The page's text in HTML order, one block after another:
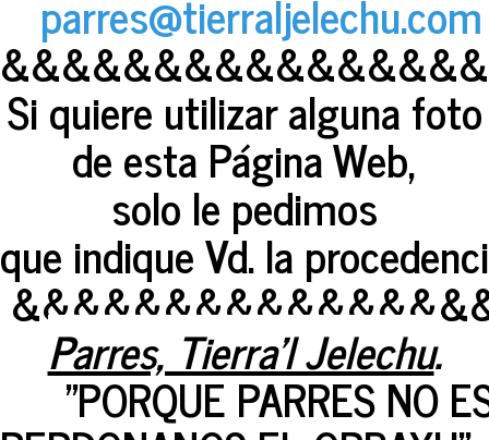
parres@tierraljelechu.com
Si quiere utilizar alguna foto
de esta Página Web,
solo le pedimos
que indique Vd. la
Parres, Tierra'l Jelechu.
"PORQUE PARRES NO